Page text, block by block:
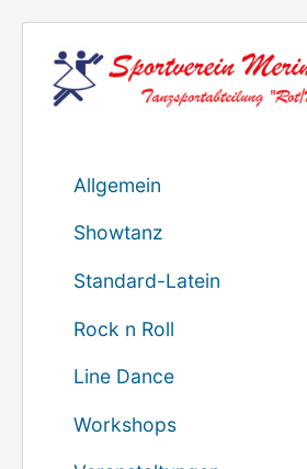
Allgemein
Showtanz
Standard-Latein
Rock n Roll
Line Dance
Workshops